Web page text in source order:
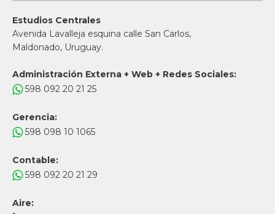
Estudios Centrales
Avenida Lavalleja esquina calle San Carlos,
Maldonado, Uruguay.
Administración Externa + Web + Redes Sociales:
598 092 20 21 25
Gerencia:
598 098 10 1065
Contable:
598 092 20 21 29
Aire: